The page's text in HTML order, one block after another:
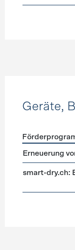
Geräte,
Erneuerung
smart-dry.ch: